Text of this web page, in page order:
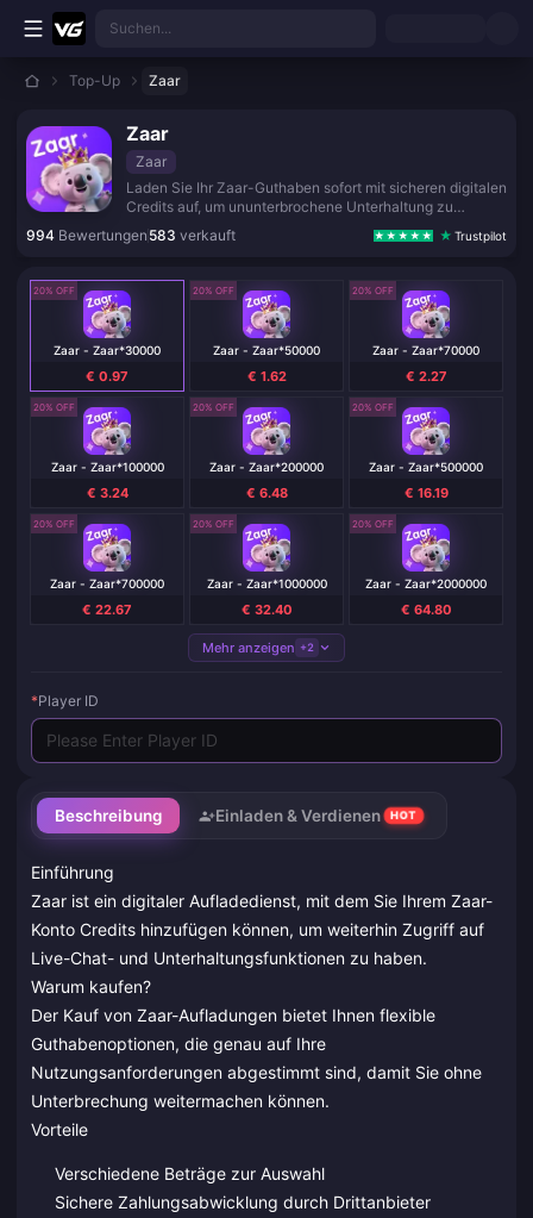
Zum Hauptinhalt springen
Suchen...
Top-Up Zaar
Zaar
Zaar
Laden Sie Ihr Zaar-Guthaben sofort mit sicheren digitalen
Credits auf, um ununterbrochene Unterhaltung zu
genießen.
994 Bewertungen 583 verkauft Trustpilot
Beschreibung Einladen & Verdienen HOT
Einführung
Zaar ist ein digitaler Aufladedienst, mit dem Sie Ihrem Zaar-
Konto Credits hinzufügen können, um weiterhin Zugriff auf
Live-Chat- und Unterhaltungsfunktionen zu haben.
Warum kaufen?
Der Kauf von Zaar-Aufladungen bietet Ihnen flexible
Guthabenoptionen, die genau auf Ihre
Nutzungsanforderungen abgestimmt sind, damit Sie ohne
Unterbrechung weitermachen können.
Vorteile
Verschiedene Beträge zur Auswahl
Sichere Zahlungsabwicklung durch Drittanbieter
20% OFF
Zaar - Zaar*30000
€ 0.97
20% OFF
Zaar - Zaar*50000
€ 1.62
20% OFF
Zaar - Zaar*70000
€ 2.27
20% OFF
Zaar - Zaar*100000
€ 3.24
20% OFF
Zaar - Zaar*200000
€ 6.48
20% OFF
Zaar - Zaar*500000
€ 16.19
20% OFF
Zaar - Zaar*700000
€ 22.67
20% OFF
Zaar - Zaar*1000000
€ 32.40
20% OFF
Zaar - Zaar*2000000
€ 64.80
Mehr anzeigen +2
*Player ID